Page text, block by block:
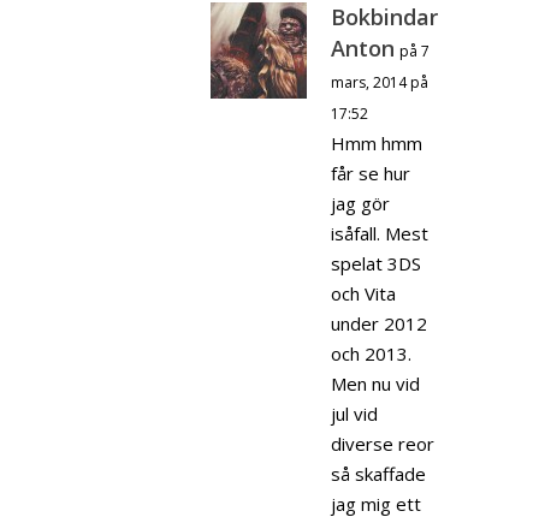
Bokbindar
Anton på 7
mars, 2014 på
17:52
Hmm hmm
får se hur
jag gör
isåfall. Mest
spelat 3DS
och Vita
under 2012
och 2013.
Men nu vid
jul vid
diverse reor
så skaffade
jag mig ett